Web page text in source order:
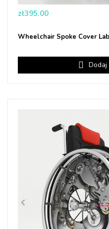
Price
zł395.00
Wheelchair Spoke Cover
Dodaj